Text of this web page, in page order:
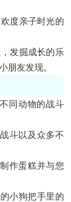
度亲子时光的
发掘成长的乐
朋友发现。
同动物的战斗
斗以及众多不
作蛋糕并与您
小狗把手里的